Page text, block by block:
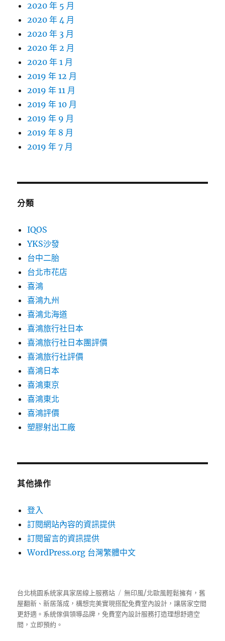
2020 年 5 月
2020 年 4 月
2020 年 3 月
2020 年 2 月
2020 年 1 月
2019 年 12 月
2019 年 11 月
2019 年 10 月
2019 年 9 月
2019 年 8 月
2019 年 7 月
分類
IQOS
YKS沙發
台中二胎
台北市花店
喜鴻
喜鴻九州
喜鴻北海道
喜鴻旅行社日本
喜鴻旅行社日本團評價
喜鴻旅行社評價
喜鴻日本
喜鴻東京
喜鴻東北
喜鴻評價
塑膠射出工廠
其他操作
登入
訂閱網站內容的資訊提供
訂閱留言的資訊提供
WordPress.org 台灣繁體中文
台北桃園系統家具家居線上服務站
無印風/北歐風輕鬆擁有，舊
屋翻新、新居落成，構想完美實現搭配免費室內設計，讓居家空間
更舒適。 系統傢俱領導品牌，免費室內設計服務打造理想舒適空
間，立即預約。